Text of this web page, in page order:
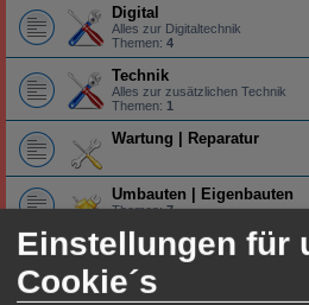
Digital
Alles zur Digitaltechnik
Themen: 4
Technik
Alles zur zusätzlichen Technik
Themen: 1
Wartung | Reparatur
Umbauten | Eigenbauten
Themen:7
Stadt, Land,
Straßenverkehr
Einstellungen für
Cookie´s